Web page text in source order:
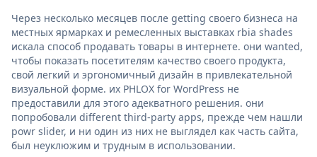
Через несколько месяцев после getting своего бизнеса на
местных ярмарках и ремесленных выставках rbia shades
искала способ продавать товары в интернете. они wanted,
чтобы показать посетителям качество своего продукта,
свой легкий и эргономичный дизайн в привлекательной
визуальной форме. их PHLOX for WordPress не
предоставили для этого адекватного решения. они
попробовали different third-party apps, прежде чем нашли
powr slider, и ни один из них не выглядел как часть сайта,
был неуклюжим и трудным в использовании.